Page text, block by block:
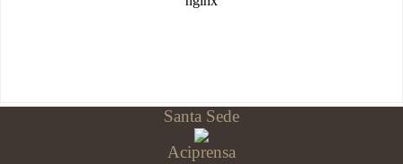
Santa Sede
Aciprensa